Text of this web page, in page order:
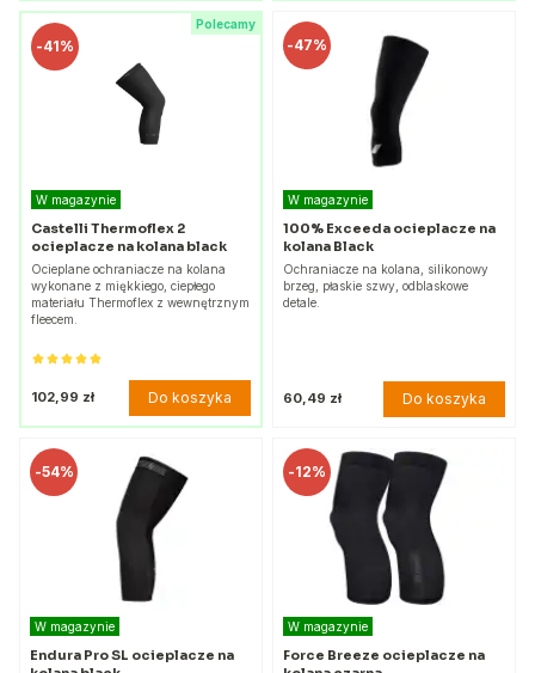
Polecamy
-41%
W magazynie
Castelli Thermoflex 2
ocieplacze na kolana black
Ocieplane ochraniacze na kolana
wykonane z miękkiego, ciepłego
materiału Thermoflex z wewnętrznym
fleecem.
102,99 zł Do koszyka
-47%
W magazynie
100% Exceeda ocieplacze na
kolana Black
Ochraniacze na kolana, silikonowy
brzeg, płaskie szwy, odblaskowe
detale.
60,49 zł Do koszyka
-54%
W magazynie
Endura Pro SL ocieplacze na
-12%
W magazynie
Force Breeze ocieplacze na